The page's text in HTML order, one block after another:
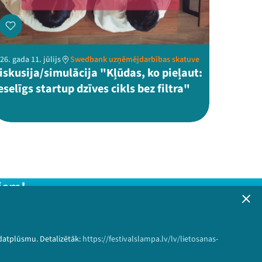
Detalizētāk: https://festivalslampa.lv/lv/lietosanas-
gada 11. jūlijs Swedbank uzņēmējdarbības skatuve
simulācija "Kļūdas, ko pieļaut:
startup dzīves cikls bez filtra"
Pieteikties